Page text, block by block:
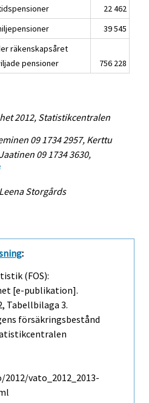
22 462
39 545
räkenskapsåret
pensioner
756 228
2012, Statistikcentralen
09 1734 2957, Kerttu
09 1734 3630,
Storgårds
:
(FOS):
[e-publikation].
Tabellbilaga 3.
försäkringsbestånd
vato_2012_2013-